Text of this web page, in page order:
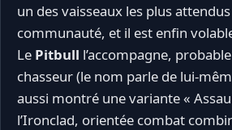
un des vaisseaux les plus
communauté, et il est enfin
Le Pitbull l’accompagne,
chasseur (le nom parle de lui-
aussi montré une variante «
l’Ironclad, orientée combat